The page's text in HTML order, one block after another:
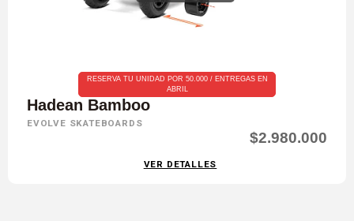
RESERVA TU UNIDAD POR 50.000 / ENTREGAS EN
ABRIL
Hadean Bamboo
EVOLVE SKATEBOARDS
$2.980.000
VER DETALLES